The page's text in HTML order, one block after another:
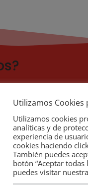
de
de Automoción, que
y Accesorios
con el nombre de
de
y aprobados sus
Utilizamos
Utilizamos cookies
analíticas y de
experiencia de
cookies haciendo
También puedes
botón “Aceptar
puedes visitar